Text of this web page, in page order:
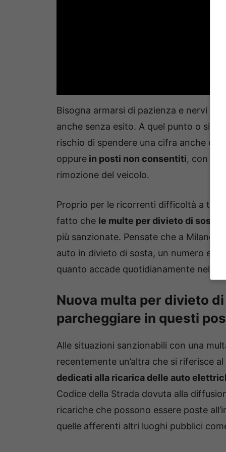
Bisogna armarsi di pazienza e nervi
anche senza esito. A quel punto o si
rischio di spendere una cifra anche
oppure in posti non consentiti, con il
rimozione del veicolo.
Proprio per le ricorrenti difficoltà a
fatto che le multe per divieto di sosta
più sanzionate. Pensate che a Milano,
auto in divieto di sosta, un numero
quanto accade quotidianamente nelle
Nuova multa per divieto
parcheggiare in questi
Alle situazioni sanzionabili con una
recentemente un’altra che si riferisce
dedicati alla ricarica delle auto
Codice della Strada dovuta alla
ricariche che possono essere poste
quelle afferenti altri luoghi pubblici